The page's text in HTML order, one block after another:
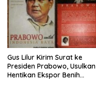
Gus Lilur Kirim Surat ke
Presiden Prabowo, Usulkan
Hentikan Ekspor Benih